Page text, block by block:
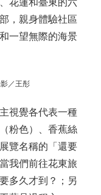
花蓮和臺東的六
，親身體驗社區
一望無際的海景
／王彤
視覺各代表一種
粉色）、香蕉絲
覽名稱的「還要
我們前往花東旅
多久才到？；另